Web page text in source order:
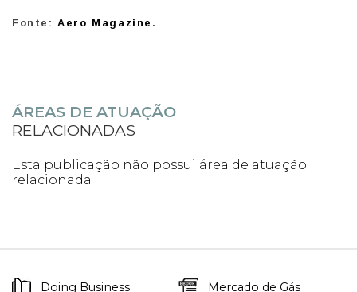
Fonte:Aero Magazine .
ÁREAS DE ATUAÇÃO
RELACIONADAS
Esta publicação não possui área de atuação
relacionada
Doing Business Mercado de Gás